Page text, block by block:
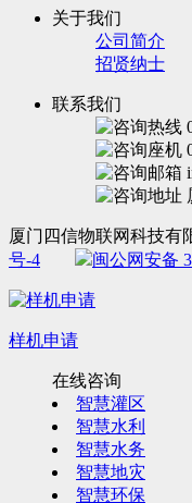
关于我们
公司简介
招贤纳士
联系我们
厦门四信物联网科技有
号-4
闽公网安备
样机申请
在线咨询
智慧灌区
智慧水利
智慧水务
智慧地灾
智慧环保